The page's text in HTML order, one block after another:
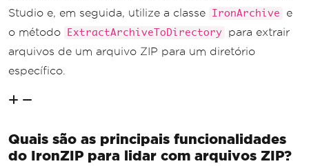
Studio e, em seguida, utilize a classe
IronArchive
e
o método
ExtractArchiveToDirectory
para extrair
arquivos de um arquivo ZIP para um diretório
específico.
Quais são as principais funcionalidades
do IronZIP para lidar com arquivos ZIP?